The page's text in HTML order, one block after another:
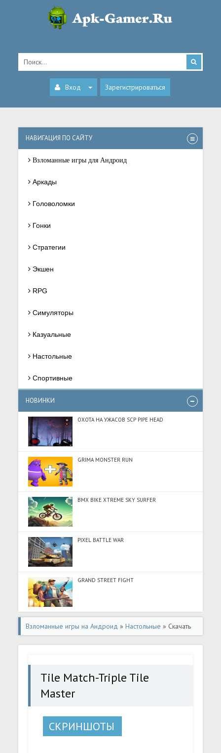
Вход Зарегистрироваться
НАВИГАЦИЯ ПО САЙТУ
Взломанные игры для Андроид
Аркады
Головоломки
Гонки
Стратегии
Экшен
RPG
Симуляторы
Казуальные
Настольные
Спортивные
НОВИНКИ
ОХОТА НА УЖАСОВ SCP PIPE HEAD
GRIMA MONSTER RUN
BMX BIKE XTREME SKY SURFER
PIXEL BATTLE WAR
GRAND STREET FIGHT
Взломанные игры на Андроид »Настольные » Скачать
Tile Match-Triple Tile Master (Много денег) на Андроид
Tile Match-Triple Tile
Master
СКРИНШОТЫ